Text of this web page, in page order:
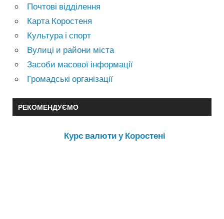
Почтові відділення
Карта Коростеня
Культура і спорт
Вулиці и райони міста
Засоби масової інформації
Громадські організації
РЕКОМЕНДУЄМО
Курс валюти у Коростені